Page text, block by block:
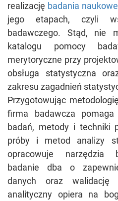
realizację badania naukowe
jego etapach, czyli
badawczego. Stąd, nie
katalogu pomocy
merytoryczne przy
obsługa statystyczna
zakresu zagadnień
Przygotowując
firma badawcza
badań, metody i techniki
próby i metod analizy
opracowuje narzędzia
badanie dba o
danych oraz walidację
analityczny opiera na